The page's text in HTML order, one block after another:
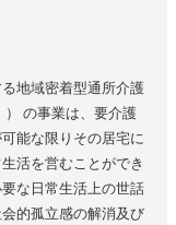
地域密着型通所介護
） の事業は、要介護
能な限りその居宅に
活を営むことができ
な日常生活上の世話
的孤立感の解消及び